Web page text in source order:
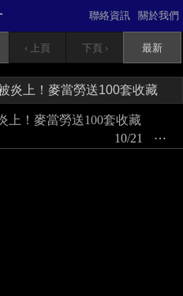
關於我們
聯絡資訊
‹ 上頁 下頁 › 最新
上！麥當勞送100套收藏
⋯
10/21